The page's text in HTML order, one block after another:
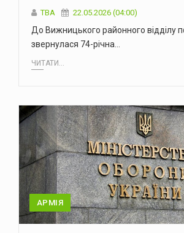
ТВА 22.05.2026 (04:00)
До Вижницького районного відділу
звернулася 74-річна…
ЧИТАТИ...
АРМІЯ